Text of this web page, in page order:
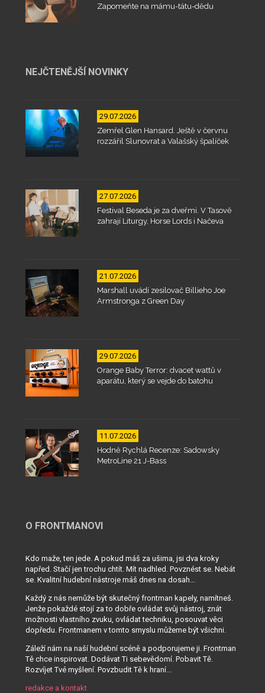
Zapomeňte na mámu-tátu-dědu
NEJČTENĚJŠÍ NOVINKY
29.07.2026
Zemřel Glen Hansard. Ještě v červnu
rozzářil Slunovrat a Valašský špalíček
27.07.2026
Festival Beseda je za dveřmi. V Tasově
zahrají Liturgy, Horse Lords i Načeva
21.07.2026
Marshall uvádí zesilovač Billieho Joe
Armstronga z Green Day
29.07.2026
Orange Baby Terror: dvacet wattů v
aparátu, který se vejde do batohu
11.07.2026
Hodně Rychlá Recenze: Sadowsky
MetroLine 21 J-Bass
O FRONTMANOVI
Kdo maže, ten jede. A pokud máš za ušima, jsi dva kroky
napřed. Stačí jen trochu chtít. Mít nadhled. Povznést se. Nebát
se. Kvalitní hudební nástroje máš dnes na dosah...
Každý z nás nemůže být skutečný frontman kapely, namítneš.
Jenže pokaždé stojí za to dobře ovládat svůj nástroj, znát
možnosti vlastního zvuku, ovládat techniku, posouvat věci
dopředu. Frontmanem v tomto smyslu můžeme být všichni.
Záleží nám na naší hudební scéně a podporujeme ji. Frontman
Tě chce inspirovat. Dodávat Ti sebevědomí. Pobavit Tě.
Rozvíjet Tvé myšlení. Povzbudit Tě k hraní...
redakce a kontakt